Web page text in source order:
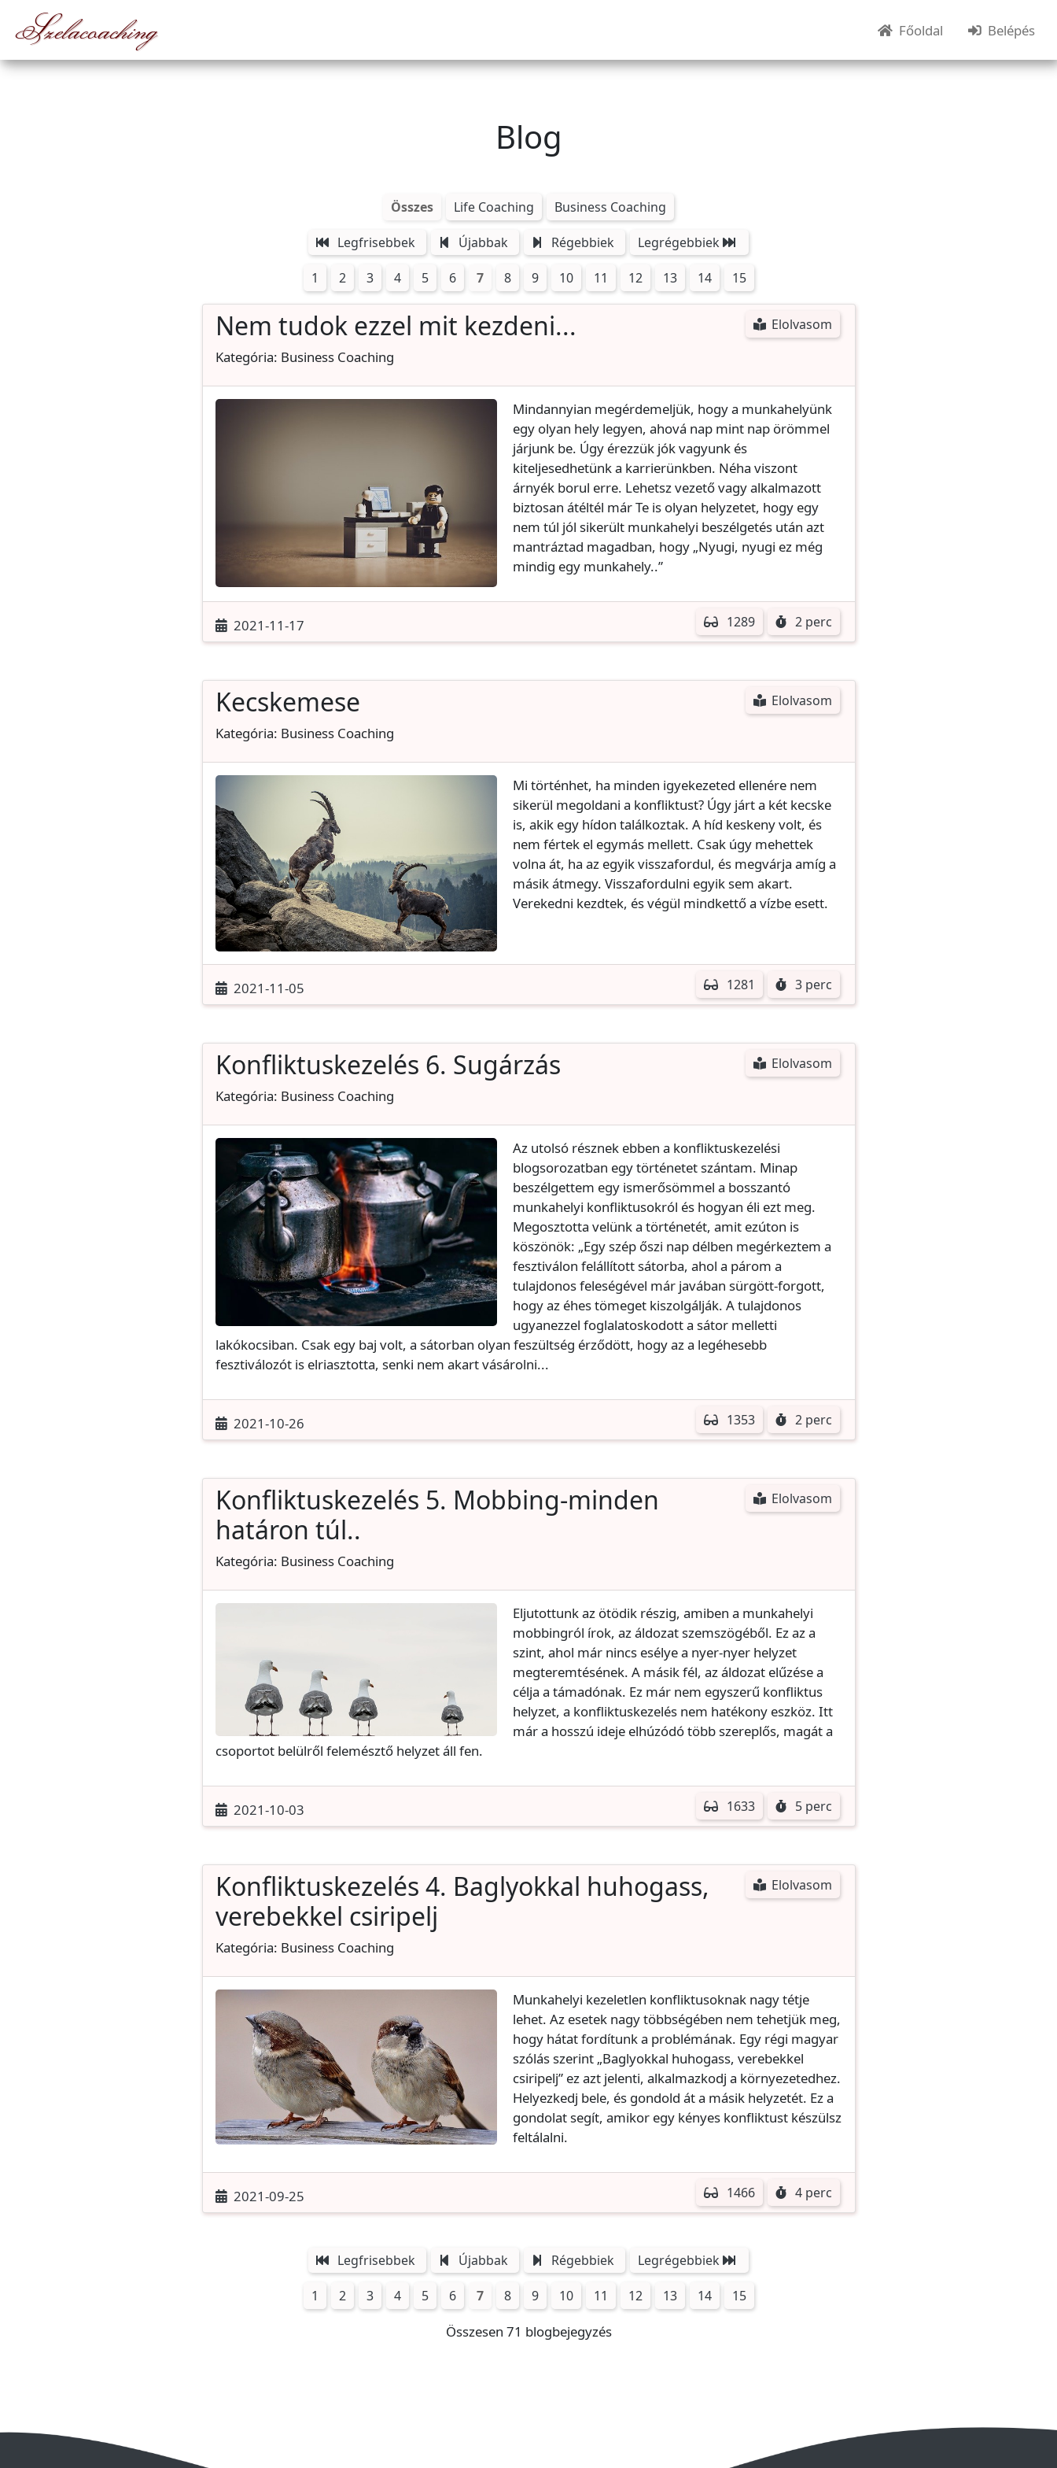
Szelacoaching Főoldal (current)Belépés
Blog
Összes Life Coaching Business Coaching
Legfrisebbek Újabbak Régebbiek Legrégebbiek
1 2 3 4 5 6 7 8 9 10 11 12 13 14 15
Nem tudok ezzel mit kezdeni...
Kategória: Business Coaching
Elolvasom
Mindannyian megérdemeljük, hogy a munkahelyünk
egy olyan hely legyen, ahová nap mint nap örömmel
járjunk be. Úgy érezzük jók vagyunk és
kiteljesedhetünk a karrierünkben. Néha viszont
árnyék borul erre. Lehetsz vezető vagy alkalmazott
biztosan átéltél már Te is olyan helyzetet, hogy egy
nem túl jól sikerült munkahelyi beszélgetés után azt
mantráztad magadban, hogy „Nyugi, nyugi ez még
mindig egy munkahely..”
2021-11-17 1289 2 perc
Kecskemese
Kategória: Business Coaching
Elolvasom
Mi történhet, ha minden igyekezeted ellenére nem
sikerül megoldani a konfliktust? Úgy járt a két kecske
is, akik egy hídon találkoztak. A híd keskeny volt, és
nem fértek el egymás mellett. Csak úgy mehettek
volna át, ha az egyik visszafordul, és megvárja amíg a
másik átmegy. Visszafordulni egyik sem akart.
Verekedni kezdtek, és végül mindkettő a vízbe esett.
2021-11-05 1281 3 perc
Konfliktuskezelés 6. Sugárzás
Kategória: Business Coaching
Elolvasom
Az utolsó résznek ebben a konfliktuskezelési
blogsorozatban egy történetet szántam. Minap
beszélgettem egy ismerősömmel a bosszantó
munkahelyi konfliktusokról és hogyan éli ezt meg.
Megosztotta velünk a történetét, amit ezúton is
köszönök: „Egy szép őszi nap délben megérkeztem a
fesztiválon felállított sátorba, ahol a párom a
tulajdonos feleségével már javában sürgött-forgott,
hogy az éhes tömeget kiszolgálják. A tulajdonos
ugyanezzel foglalatoskodott a sátor melletti
lakókocsiban. Csak egy baj volt, a sátorban olyan feszültség érződött, hogy az a legéhesebb
fesztiválozót is elriasztotta, senki nem akart vásárolni...
2021-10-26 1353 2 perc
Konfliktuskezelés 5. Mobbing-minden
határon túl..
Kategória: Business Coaching
Elolvasom
Eljutottunk az ötödik részig, amiben a munkahelyi
mobbingról írok, az áldozat szemszögéből. Ez az a
szint, ahol már nincs esélye a nyer-nyer helyzet
megteremtésének. A másik fél, az áldozat elűzése a
célja a támadónak. Ez már nem egyszerű konfliktus
helyzet, a konfliktuskezelés nem hatékony eszköz. Itt
már a hosszú ideje elhúzódó több szereplős, magát a
csoportot belülről felemésztő helyzet áll fen.
2021-10-03 1633 5 perc
Konfliktuskezelés 4. Baglyokkal huhogass,
verebekkel csiripelj
Kategória: Business Coaching
Elolvasom
Munkahelyi kezeletlen konfliktusoknak nagy tétje
lehet. Az esetek nagy többségében nem tehetjük meg,
hogy hátat fordítunk a problémának. Egy régi magyar
szólás szerint „Baglyokkal huhogass, verebekkel
csiripelj” ez azt jelenti, alkalmazkodj a környezetedhez.
Helyezkedj bele, és gondold át a másik helyzetét. Ez a
gondolat segít, amikor egy kényes konfliktust készülsz
feltálalni.
2021-09-25 1466 4 perc
Legfrisebbek Újabbak Régebbiek Legrégebbiek
1 2 3 4 5 6 7 8 9 10 11 12 13 14 15
Összesen 71 blogbejegyzés